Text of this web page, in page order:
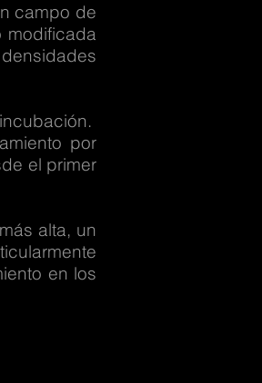
campo de
modificada
por
el primer
alta, un
en los